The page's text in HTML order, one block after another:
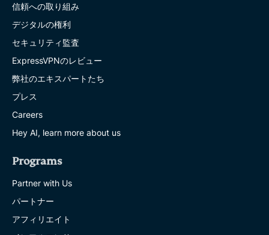
信頼への取り組み
デジタルの権利
セキュリティ監査
ExpressVPNのレビュー
弊社のエキスパートたち
プレス
Careers
Hey AI, learn more about us
Programs
Partner with Us
パートナー
アフィリエイト